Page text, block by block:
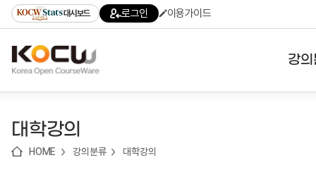
기
기
기
content)
가
대시보드 로그인 이용가이드
강
대학강의
HOME 강의분류 대학강의